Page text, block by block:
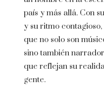
país y más allá. Con
y su ritmo
que no solo son
sino también
que reflejan su
gente.